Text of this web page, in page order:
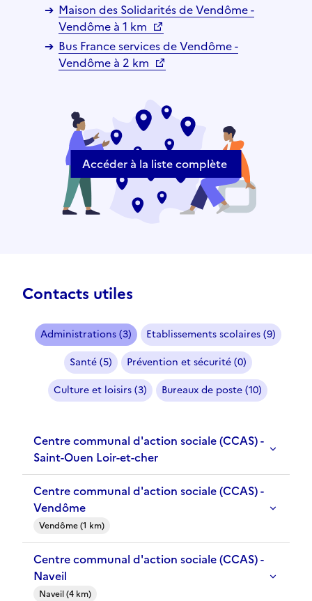
Maison des Solidarités de Vendôme -
Vendôme à 1 km
Bus France services de Vendôme -
Vendôme à 2 km
Accéder à la liste complète
Contacts utiles
Administrations (3)
Etablissements scolaires (9)
Santé (5)
Prévention et sécurité (0)
Culture et loisirs (3)
Bureaux de poste (10)
Centre communal d'action sociale (CCAS) -
Saint-Ouen Loir-et-cher
Centre communal d'action sociale (CCAS) -
Vendôme
Vendôme (1 km)
Centre communal d'action sociale (CCAS) -
Naveil
Naveil (4 km)